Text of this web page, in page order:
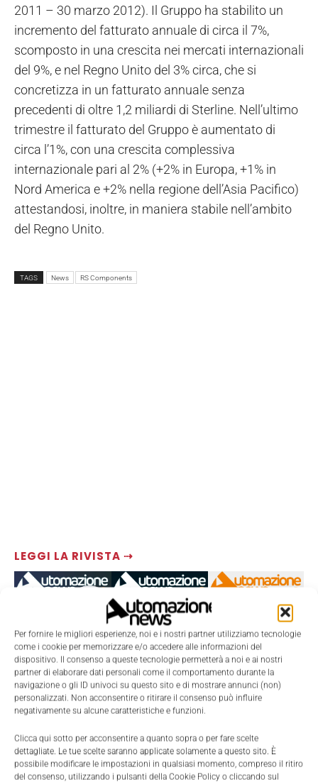
Per fornire le migliori esperienze, noi e i nostri partner utilizziamo tecnologie
come i cookie per memorizzare e/o accedere alle informazioni del
dispositivo. Il consenso a queste tecnologie permetterà a noi e ai nostri
partner di elaborare dati personali come il comportamento durante la
navigazione o gli ID univoci su questo sito e di mostrare annunci (non)
personalizzati. Non acconsentire o ritirare il consenso può influire
negativamente su alcune caratteristiche e funzioni.
Clicca qui sotto per acconsentire a quanto sopra o per fare scelte
dettagliate. Le tue scelte saranno applicate solamente a questo sito. È
possibile modificare le impostazioni in qualsiasi momento, compreso il ritiro
del consenso, utilizzando i pulsanti della Cookie Policy o cliccando sul
LEGGI LA RIVISTA ⇢
TI POTREBBERO INTERESSARE ⇢
2011 – 30 marzo 2012). Il Gruppo ha stabilito un
incremento del fatturato annuale di circa il 7%,
scomposto in una crescita nei mercati internazionali
del 9%, e nel Regno Unito del 3% circa, che si
concretizza in un fatturato annuale senza
precedenti di oltre 1,2 miliardi di Sterline. Nell’ultimo
trimestre il fatturato del Gruppo è aumentato di
circa l’1%, con una crescita complessiva
internazionale pari al 2% (+2% in Europa, +1% in
Nord America e +2% nella regione dell’Asia Pacifico)
attestandosi, inoltre, in maniera stabile nell’ambito
del Regno Unito.
TAGS News RS Components